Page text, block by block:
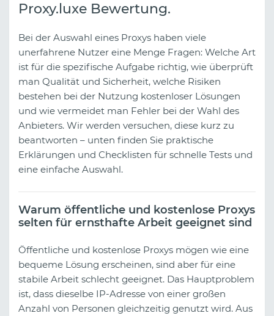
Proxy.luxe Bewertung.
Bei der Auswahl eines Proxys haben viele
unerfahrene Nutzer eine Menge Fragen: Welche Art
ist für die spezifische Aufgabe richtig, wie überprüft
man Qualität und Sicherheit, welche Risiken
bestehen bei der Nutzung kostenloser Lösungen
und wie vermeidet man Fehler bei der Wahl des
Anbieters. Wir werden versuchen, diese kurz zu
beantworten – unten finden Sie praktische
Erklärungen und Checklisten für schnelle Tests und
eine einfache Auswahl.
Warum öffentliche und kostenlose Proxys
selten für ernsthafte Arbeit geeignet sind
Öffentliche und kostenlose Proxys mögen wie eine
bequeme Lösung erscheinen, sind aber für eine
stabile Arbeit schlecht geeignet. Das Hauptproblem
ist, dass dieselbe IP-Adresse von einer großen
Anzahl von Personen gleichzeitig genutzt wird. Aus